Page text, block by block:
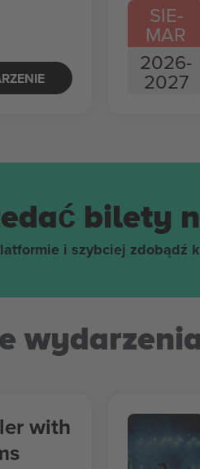
SIE-
MAR
2026-
2027
bilety
i szybciej zdobądź
with